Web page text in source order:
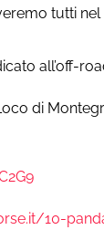
tutti
all’off-
di
10-